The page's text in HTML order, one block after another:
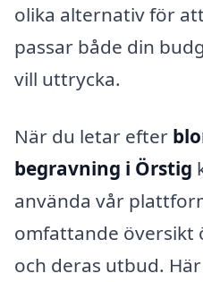
olika alternativ för
passar både din
vill uttrycka.
När du letar efter
begravning i Örstig
använda vår
omfattande översikt
och deras utbud.